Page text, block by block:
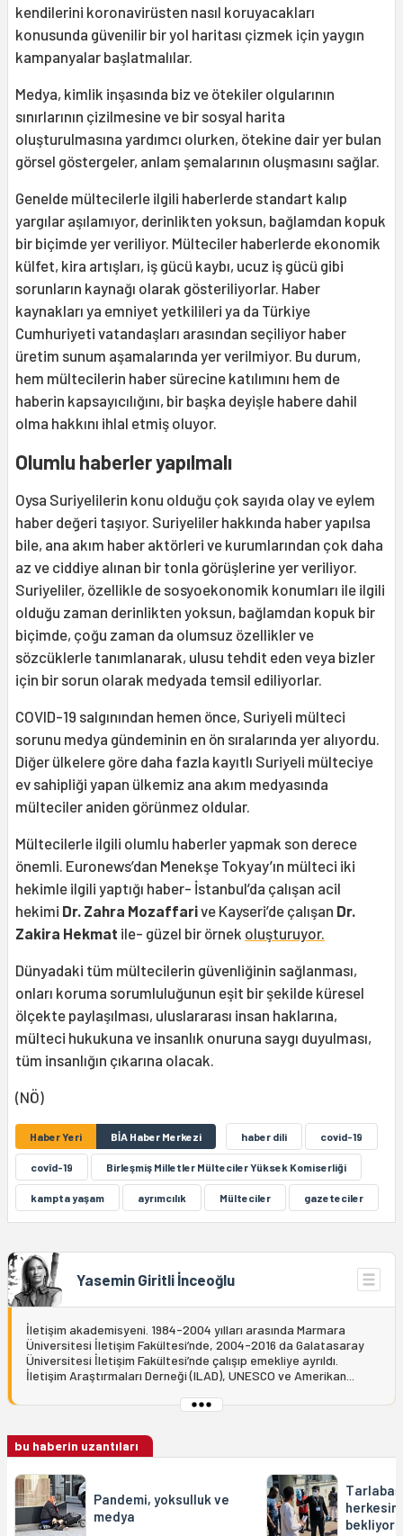
kendilerini koronavirüsten nasıl koruyacakları
konusunda güvenilir bir yol haritası çizmek için yaygın
kampanyalar başlatmalılar.
Medya, kimlik inşasında biz ve ötekiler olgularının
sınırlarının çizilmesine ve bir sosyal harita
oluşturulmasına yardımcı olurken, ötekine dair yer bulan
görsel göstergeler, anlam şemalarının oluşmasını sağlar.
Genelde mültecilerle ilgili haberlerde standart kalıp
yargılar aşılamıyor, derinlikten yoksun, bağlamdan kopuk
bir biçimde yer veriliyor. Mülteciler haberlerde ekonomik
külfet, kira artışları, iş gücü kaybı, ucuz iş gücü gibi
sorunların kaynağı olarak gösteriliyorlar. Haber
kaynakları ya emniyet yetkilileri ya da Türkiye
Cumhuriyeti vatandaşları arasından seçiliyor haber
üretim sunum aşamalarında yer verilmiyor. Bu durum,
hem mültecilerin haber sürecine katılımını hem de
haberin kapsayıcılığını, bir başka deyişle habere dahil
olma hakkını ihlal etmiş oluyor.
Olumlu haberler yapılmalı
Oysa Suriyelilerin konu olduğu çok sayıda olay ve eylem
haber değeri taşıyor. Suriyeliler hakkında haber yapılsa
bile, ana akım haber aktörleri ve kurumlarından çok daha
az ve ciddiye alınan bir tonla görüşlerine yer veriliyor.
Suriyeliler, özellikle de sosyoekonomik konumları ile ilgili
olduğu zaman derinlikten yoksun, bağlamdan kopuk bir
biçimde, çoğu zaman da olumsuz özellikler ve
sözcüklerle tanımlanarak, ulusu tehdit eden veya bizler
için bir sorun olarak medyada temsil ediliyorlar.
COVID-19 salgınından hemen önce, Suriyeli mülteci
sorunu medya gündeminin en ön sıralarında yer alıyordu.
Diğer ülkelere göre daha fazla kayıtlı Suriyeli mülteciye
ev sahipliği yapan ülkemiz ana akım medyasında
mülteciler aniden görünmez oldular.
Mültecilerle ilgili olumlu haberler yapmak son derece
önemli. Euronews’dan Menekşe Tokyay’ın mülteci iki
hekimle ilgili yaptığı haber- İstanbul’da çalışan acil
hekimi Dr. Zahra Mozaffarive Kayseri’de çalışan Dr.
Zakira Hekmat ile- güzel bir örnek oluşturuyor.
Dünyadaki tüm mültecilerin güvenliğinin sağlanması,
onları koruma sorumluluğunun eşit bir şekilde küresel
ölçekte paylaşılması, uluslararası insan haklarına,
mülteci hukukuna ve insanlık onuruna saygı duyulması,
tüm insanlığın çıkarına olacak.
(NÖ)
Haber Yeri BİA Haber Merkezi haber dili covid-19
covîd-19 Birleşmiş Milletler Mülteciler Yüksek Komiserliği
kampta yaşam ayrımcılık Mülteciler gazeteciler
Yasemin Giritli İnceoğlu
İletişim akademisyeni. 1984-2004 yılları arasında Marmara
Üniversitesi İletişim Fakültesi’nde, 2004-2016 da Galatasaray
Üniversitesi İletişim Fakültesi’nde çalışıp emekliye ayrıldı.
İletişim Araştırmaları Derneği (ILAD), UNESCO ve Amerikan...
bu haberin uzantıları
Pandemi, yoksulluk ve
medya
bekliyor